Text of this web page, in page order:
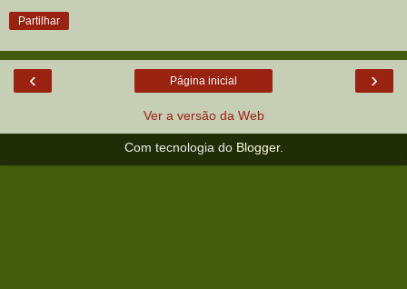
Partilhar
‹ ›
Página inicial
Ver a versão da Web
Com tecnologia do Blogger.